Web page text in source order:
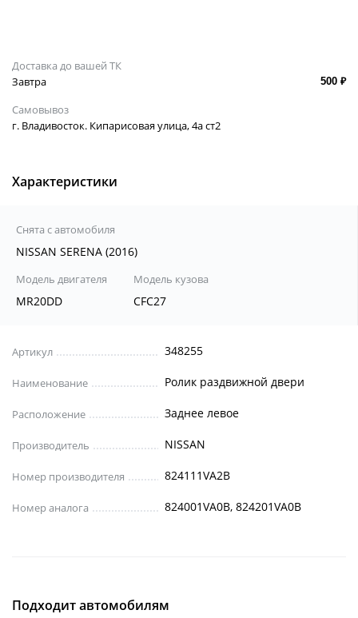
Доставка до вашей ТК
Завтра
500 ₽
Самовывоз
г. Владивосток. Кипарисовая улица, 4а ст2
Характеристики
Снята с автомобиля
NISSAN SERENA (2016)
Модель двигателя
MR20DD
Модель кузова
CFC27
Артикул 348255
Наименование Ролик раздвижной двери
Расположение Заднее левое
Производитель NISSAN
Номер производителя 824111VA2B
Номер аналога 824001VA0B, 824201VA0B
Подходит автомобилям